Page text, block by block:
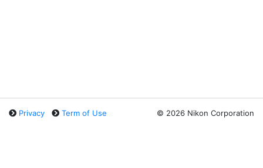
Privacy Term of Use © 2026 Nikon Corporation